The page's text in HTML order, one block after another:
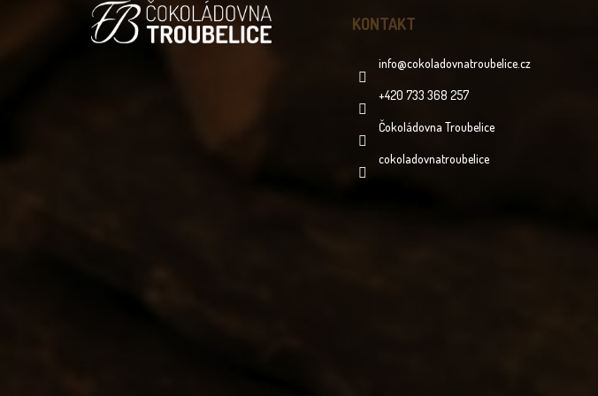
KONTAKT
info@cokoladovnatroubelice.cz
+420 733 368 257
Čokoládovna Troubelice
cokoladovnatroubelice